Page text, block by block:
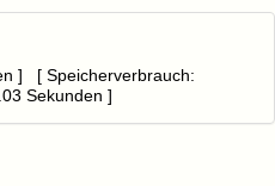
] [ Speicherverbrauch:
Sekunden ]